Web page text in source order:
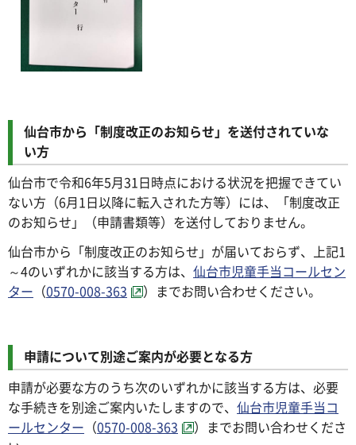
仙台市から「制度改正のお知らせ」を送付されていな
い方
仙台市で令和6年5月31日時点における状況を把握できてい
ない方（6月1日以降に転入された方等）には、「制度改正
のお知らせ」（申請書類等）を送付しておりません。
仙台市から「制度改正のお知らせ」が届いておらず、上記1
～4のいずれかに該当する方は、 仙台市児童手当コールセン
ター （0570-008-363 ）までお問い合わせください。
申請について別途ご案内が必要となる方
申請が必要な方のうち次のいずれかに該当する方は、必要
な手続きを別途ご案内いたしますので、 仙台市児童手当コ
ールセンター （0570-008-363
）までお問い合わせくださ